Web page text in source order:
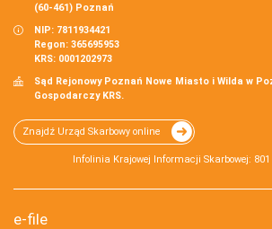
(60-461) Poznań
NIP: 7811934421
Regon: 365695953
KRS: 0001202973
Sąd Rejonowy Poznań Nowe Miasto i Wilda w
Gospodarczy KRS.
Znajdź Urząd Skarbowy online
Infolinia Krajowej Informacji Skarbowej: 801
e-file